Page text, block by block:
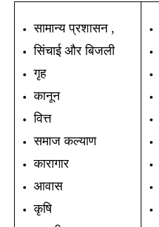
सामान्य प्रशासन ,
सिंचाई और बिजली
गृह
कानून
वित्त
समाज कल्याण
कारागार
आवास
कृषि